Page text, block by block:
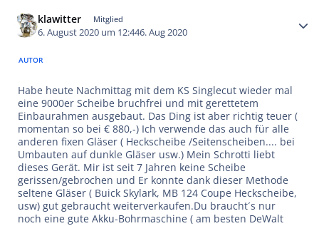
klawitter Mitglied
6. August 2020 um 12:446. Aug 2020
AUTOR
Habe heute Nachmittag mit dem KS Singlecut wieder mal
eine 9000er Scheibe bruchfrei und mit gerettetem
Einbaurahmen ausgebaut. Das Ding ist aber richtig teuer (
momentan so bei € 880,-) Ich verwende das auch für alle
anderen fixen Gläser ( Heckscheibe /Seitenscheiben.... bei
Umbauten auf dunkle Gläser usw.) Mein Schrotti liebt
dieses Gerät. Mir ist seit 7 Jahren keine Scheibe
gerissen/gebrochen und Er konnte dank dieser Methode
seltene Gläser ( Buick Skylark, MB 124 Coupe Heckscheibe,
usw) gut gebraucht weiterverkaufen.Du braucht´s nur
noch eine gute Akku-Bohrmaschine ( am besten DeWalt